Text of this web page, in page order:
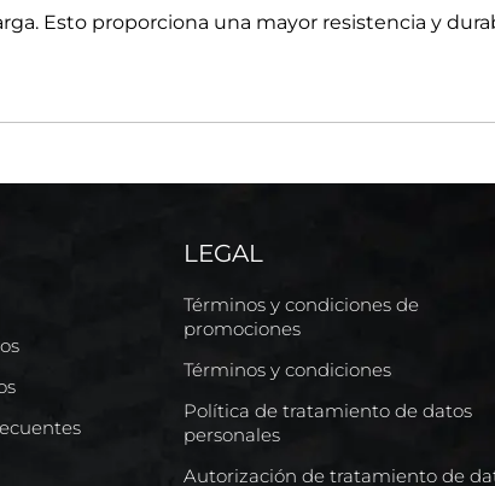
Esto proporciona una mayor resistencia y
LEGAL
Términos y condiciones de
promociones
Términos y condiciones
Política de tratamiento de datos
personales
Autorización de tratamiento de